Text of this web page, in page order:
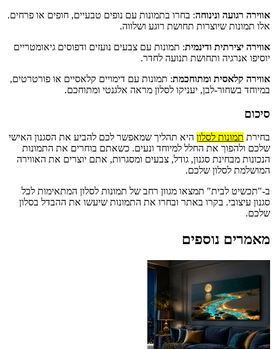
אווירה רגועה ונינוחה: בחרו בתמונות עם נופים טבעיים, חופים או פרחים.
אלו תמונות שיוצרות תחושת רוגע ושלווה.
אווירה יצירתית ודינמית: תמונות עם צבעים נועזים ודפוסים גיאומטריים
יוסיפו אנרגיה ותחושת תנועה לחדר.
אווירה קלאסית ומתוחכמת: תמונות עם דימויים קלאסיים או פורטרטים,
במיוחד בשחור-לבן, יעניקו לסלון מראה אלגנטי ומתוחכם.
סיכום
בחירת תמונות לסלון היא תהליך שמאפשר לכם להביע את הסגנון האישי
שלכם ולהפוך את החלל למיוחד ונעים. כשאתם בוחרים את התמונות
הנכונות מבחינת סגנון, גודל, צבעים ומסגרות, אתם יוצרים את האווירה
המושלמת לסלון שלכם.
ב-"תכשיט לבית" תמצאו מגוון רחב של תמונות לסלון המתאימות לכל
סגנון עיצובי. בקרו באתר ובחרו את התמונות שיעשו את ההבדל בסלון
שלכם.
מאמרים נוספים